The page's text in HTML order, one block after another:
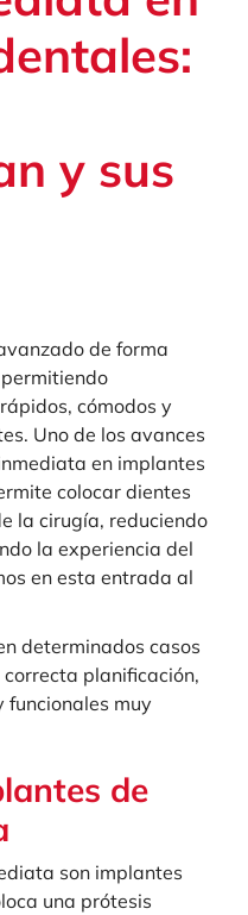
y sus
de forma
cómodos y
Uno de los avances
en implantes
colocar dientes
la cirugía, reduciendo
la experiencia del
en esta entrada al
determinados casos
planificación,
funcionales muy
de
son implantes
una prótesis